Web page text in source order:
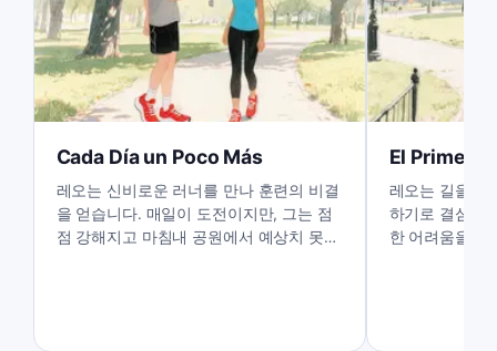
Cada Día un Poco Más
레오는 신비로운 러너를 만나 훈련의 비결
을 얻습니다. 매일이 도전이지만, 그는 점
점 강해지고 마침내 공원에서 예상치 못한
El Primer
레오는 길을 잃
하기로 결심하
한 어려움을 드